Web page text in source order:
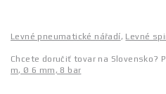
Levné pneumatické nářadí, Levné
Chcete doručiť tovar na Slovensko?
m, Ø 6 mm, 8 bar